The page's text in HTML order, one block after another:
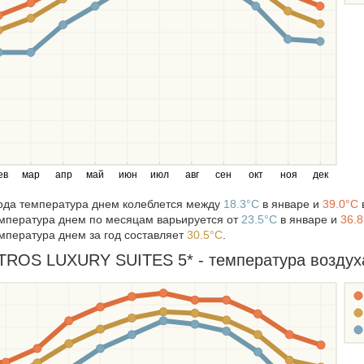
мар апр май июн июл авг сен окт ноя дек
температура днем колеблется между 18.3°C в январе и 39.0°C
днем по месяцам варьируется от 23.5°C в январе и
днем за год составляет30.5°C
LUXURY SUITES 5* - температура